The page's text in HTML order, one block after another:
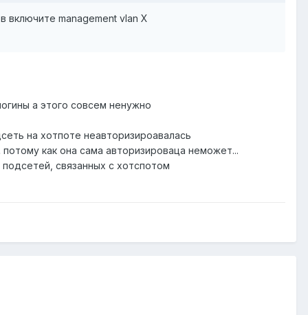
включите management vlan X
а этого совсем ненужно
на хотпоте неавторизироавалась
потому как она сама авторизироваца неможет...
связанных с хотспотом